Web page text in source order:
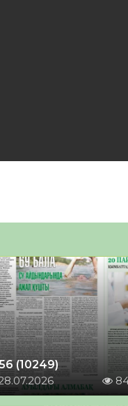
(10249)